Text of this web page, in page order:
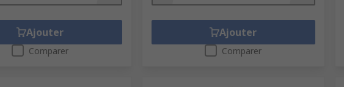
Ajouter
Comparer
Ajouter
Comparer